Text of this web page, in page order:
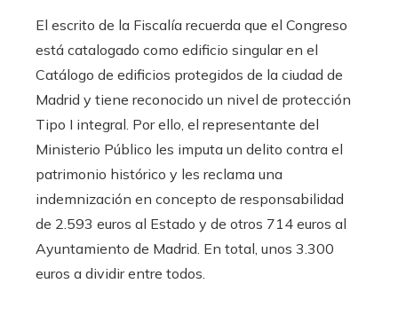
El escrito de la Fiscalía recuerda que el Congreso
está catalogado como edificio singular en el
Catálogo de edificios protegidos de la ciudad de
Madrid y tiene reconocido un nivel de protección
Tipo I integral. Por ello, el representante del
Ministerio Público les imputa un delito contra el
patrimonio histórico y les reclama una
indemnización en concepto de responsabilidad
de 2.593 euros al Estado y de otros 714 euros al
Ayuntamiento de Madrid. En total, unos 3.300
euros a dividir entre todos.